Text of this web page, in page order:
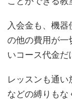
入会金も、機
の他の費用が一
いコース代金だ
レッスンも通い
などの縛りもな